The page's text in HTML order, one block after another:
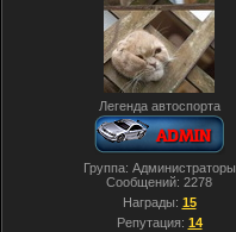
Легенда автоспорта
Группа: Администраторы
Сообщений: 2278
Награды: 15
Репутация: 14